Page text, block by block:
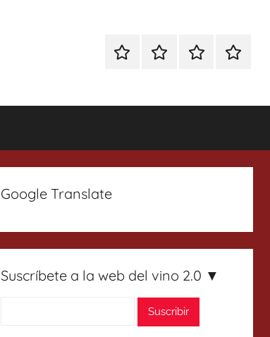
EspecialEnoturismoRanking
Google Translate
Suscríbete a la web del vino 2.0 ▼